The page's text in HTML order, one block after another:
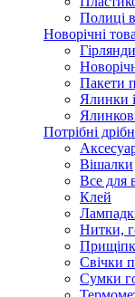
Полиці
Новорічні
Гірлянди
Пакети
Ялинки
Потрібні
Вішалки
Все для
Клей
Нитки,
Свічки
Сумки